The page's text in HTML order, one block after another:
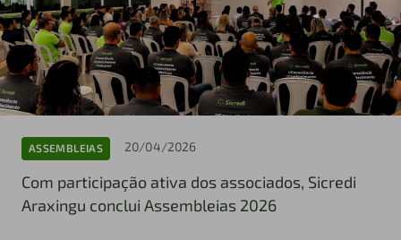
ASSEMBLEIAS 20/04/2026
Com participação ativa dos associados, Sicredi
Araxingu conclui Assembleias 2026